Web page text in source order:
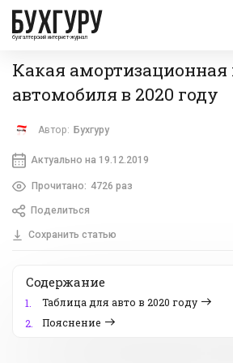
бухгалтерский интернет-журнал
Какая амортизационная
автомобиля в 2020 году
Автор: Бухгуру
Актуально на 19.12.2019
Прочитано: 4726 раз
Поделиться
Сохранить статью
Содержание
1.
Таблица для авто в 2020 году
2.
Пояснение